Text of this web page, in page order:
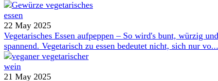
22 May 2025
Vegetarisches Essen aufpeppen – So wird's bunt, würzig und
spannend. Vegetarisch zu essen bedeutet nicht, sich nur vo...
21 May 2025